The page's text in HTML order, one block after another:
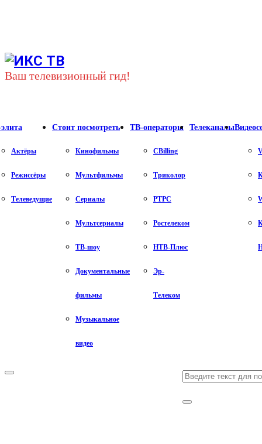
Ваш телевизионный гид!
Актёры
Режиссёры
Телеведущие
Стоит посмотреть
Кинофильмы
Мультфильмы
Сериалы
Мультсериалы
ТВ-шоу
Документальные
фильмы
Музыкальное
видео
ТВ-операторы
CBilling
Триколор
РТРС
Ростелеком
НТВ-Плюс
Эр-
Телеком
Телеканалы
Search
for:
Search
Primary